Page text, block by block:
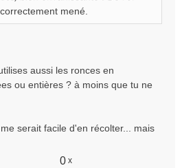
mené.
aussi les ronces en
ou entières ? à moins que tu ne
serait facile d'en récolter... mais
0 x